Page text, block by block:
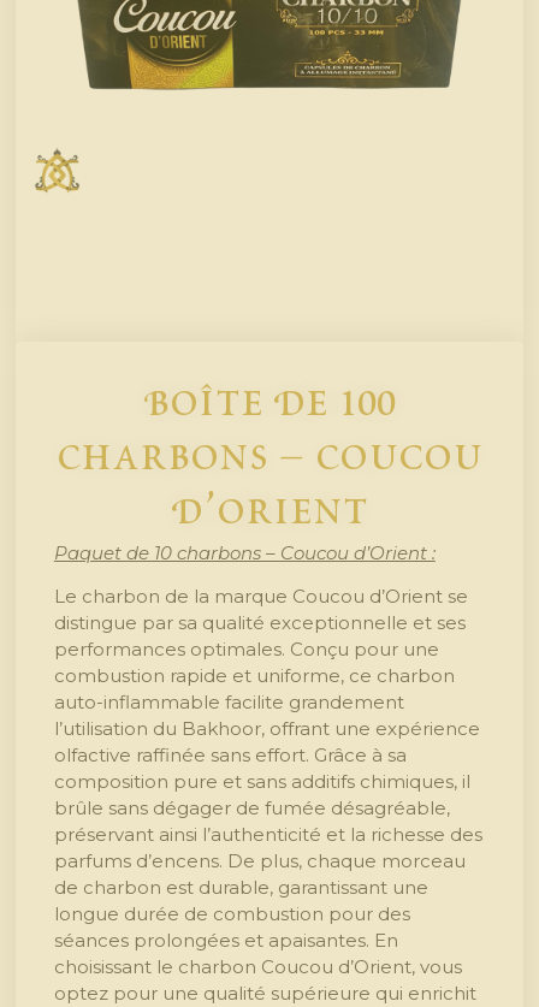
Boîte De 100
Charbons – Coucou
D’Orient
Paquet de 10 charbons – Coucou d’Orient :
Le charbon de la marque Coucou d’Orient se
distingue par sa qualité exceptionnelle et ses
performances optimales. Conçu pour une
combustion rapide et uniforme, ce charbon
auto-inflammable facilite grandement
l’utilisation du Bakhoor, offrant une expérience
olfactive raffinée sans effort. Grâce à sa
composition pure et sans additifs chimiques, il
brûle sans dégager de fumée désagréable,
préservant ainsi l’authenticité et la richesse des
parfums d’encens. De plus, chaque morceau
de charbon est durable, garantissant une
longue durée de combustion pour des
séances prolongées et apaisantes. En
choisissant le charbon Coucou d’Orient, vous
optez pour une qualité supérieure qui enrichit